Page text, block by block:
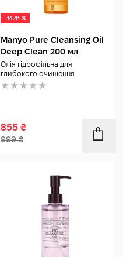
-14.41 %
Manyo Pure Cleansing Oil
Deep Clean 200 мл
Олія гідрофільна для
глибокого очищення
855 ₴
999₴